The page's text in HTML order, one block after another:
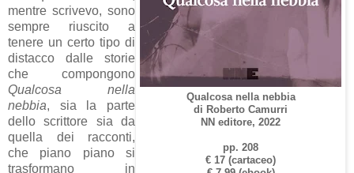
Qualcosa nella nebbia
di Roberto Camurri
NN editore, 2022
pp. 208
€ 17 (cartaceo)
mentre scrivevo, sono
sempre riuscito a
tenere un certo tipo di
distacco dalle storie
che compongono
Qualcosa nella
nebbia, sia la parte
dello scrittore sia da
quella dei racconti,
che piano piano si
trasformano in